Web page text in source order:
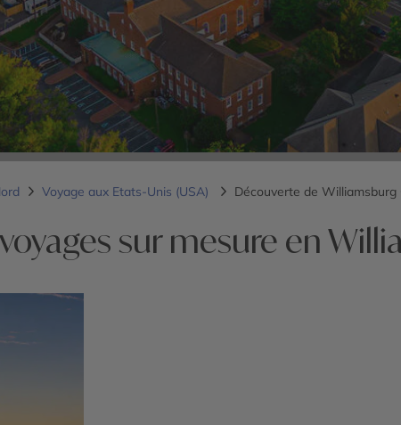
Voyage aux Etats-Unis (USA) Découverte de Williamsburg
sur mesure en